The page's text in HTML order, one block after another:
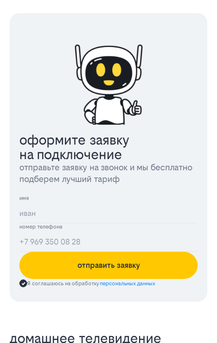
оформите заявку
на подключение
отправьте заявку на звонок и мы бесплатно
подберем лучший тариф
имя
номер телефона
отправить заявку
Я соглашаюсь на обработкуперсональных данных
домашнее телевидение